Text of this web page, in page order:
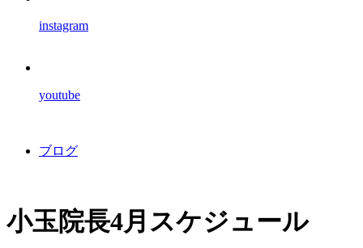
instagram
youtube
ブログ
小玉院長4月スケジュール